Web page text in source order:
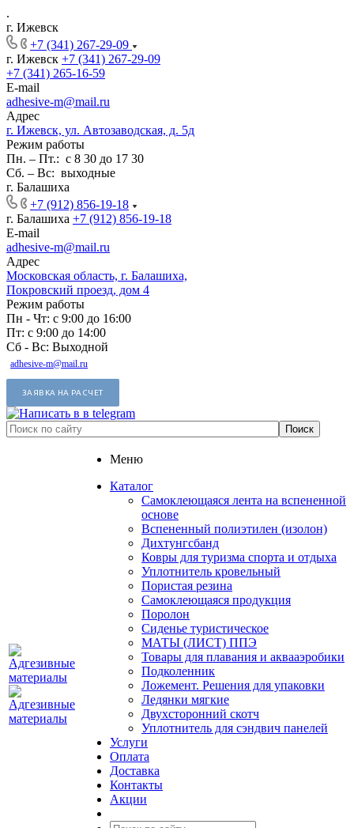
.
г. Ижевск
+7 (341) 267-29-09
г. Ижевск +7 (341) 267-29-09
+7 (341) 265-16-59
E-mail
adhesive-m@mail.ru
Адрес
г. Ижевск, ул. Автозаводская, д. 5д
Режим работы
Пн. – Пт.: с 8 30 до 17 30
Сб. – Вс: выходные
г. Балашиха
+7 (912) 856-19-18
г. Балашиха +7 (912) 856-19-18
E-mail
adhesive-m@mail.ru
Адрес
Московская область, г. Балашиха,
Покровский проезд, дом 4
Режим работы
Пн - Чт: с 9:00 до 16:00
Пт: с 9:00 до 14:00
Сб - Вс: Выходной
adhesive-m@mail.ru
ЗАЯВКА НА РАСЧЕТ
Меню
Каталог
Самоклеющаяся лента на вспененной
основе
Вспененный полиэтилен (изолон)
Дихтунгсбанд
Ковры для туризма спорта и отдыха
Уплотнитель кровельный
Пористая резина
Самоклеющаяся продукция
Поролон
Сиденье туристическое
МАТЫ (ЛИСТ) ППЭ
Товары для плавания и аквааэробики
Подколенник
Ложемент. Решения для упаковки
Ледянки мягкие
Двухсторонний скотч
Уплотнитель для сэндвич панелей
Услуги
Оплата
Доставка
Контакты
Акции